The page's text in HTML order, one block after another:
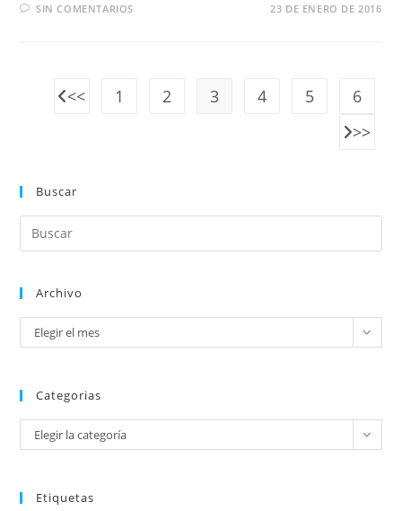
SIN COMENTARIOS 23 DE ENERO DE 2016
1 2 3 4 5 6
Buscar
Archivo
Elegir el mes
Categorias
Elegir la categoría
Etiquetas